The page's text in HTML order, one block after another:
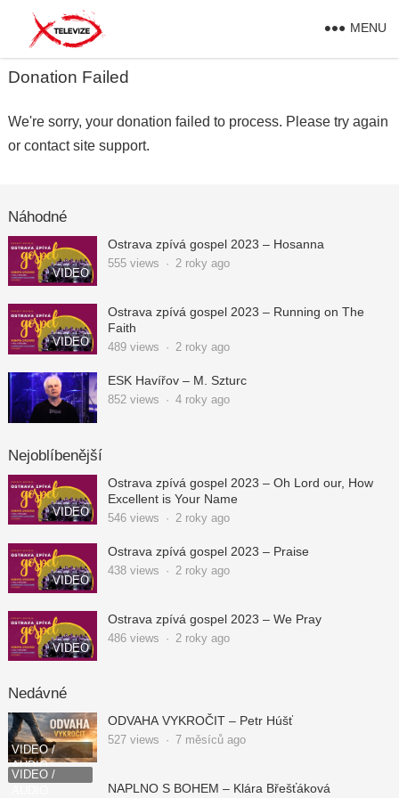
MENU
Donation Failed
We're sorry, your donation failed to process. Please try again
or contact site support.
Náhodné
VIDEO
Ostrava zpívá gospel 2023 – Hosanna
555views · 2 roky ago
VIDEO
Ostrava zpívá gospel 2023 – Running on The
Faith
489views · 2 roky ago
ESK Havířov – M. Szturc
852views · 4 roky ago
Nejoblíbenější
VIDEO
Ostrava zpívá gospel 2023 – Oh Lord our, How
Excellent is Your Name
546views · 2 roky ago
VIDEO
Ostrava zpívá gospel 2023 – Praise
438views · 2 roky ago
VIDEO
Ostrava zpívá gospel 2023 – We Pray
486views · 2 roky ago
Nedávné
VIDEO /
AUDIO
ODVAHA VYKROČIT – Petr Húšť
527views · 7 měsíců ago
VIDEO /
NAPLNO S BOHEM – Klára Břešťáková